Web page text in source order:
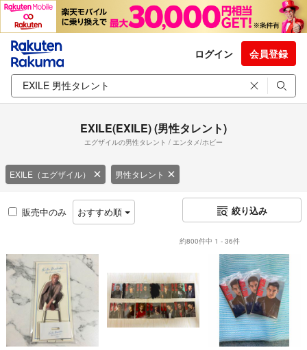
ログイン 会員登録
EXILE(EXILE) (男性タレント)
エグザイルの男性タレント / エンタメ/ホビー
EXILE（エグザイル） 男性タレント
販売中のみ おすすめ順 絞り込み
約800件中 1 - 36件